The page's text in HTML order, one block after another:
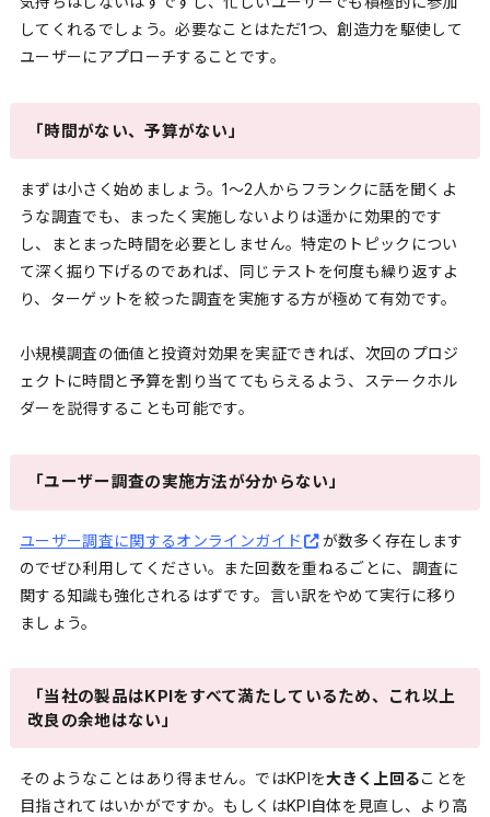
してくれるでしょう。必要なことはただ1つ、創造力を駆使して
ユーザーにアプローチすることです。
「時間がない、予算がない」
まずは小さく始めましょう。1～2人からフランクに話を聞くよ
うな調査でも、まったく実施しないよりは遥かに効果的です
し、まとまった時間を必要としません。特定のトピックについ
て深く掘り下げるのであれば、同じテストを何度も繰り返すよ
り、ターゲットを絞った調査を実施する方が極めて有効です。
小規模調査の価値と投資対効果を実証できれば、次回のプロジ
ェクトに時間と予算を割り当ててもらえるよう、ステークホル
ダーを説得することも可能です。
「ユーザー調査の実施方法が分からない」
ユーザー調査に関するオンラインガイド
が数多く存在します
のでぜひ利用してください。また回数を重ねるごとに、調査に
関する知識も強化されるはずです。言い訳をやめて実行に移り
ましょう。
「当社の製品はKPIをすべて満たしているため、これ以上
改良の余地はない」
そのようなことはあり得ません。ではKPIを大きく上回ることを
目指されてはいかがですか。もしくはKPI自体を見直し、より高